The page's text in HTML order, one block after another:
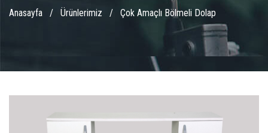
Anasayfa / Ürünlerimiz / Çok Amaçlı Bölmeli Dolap